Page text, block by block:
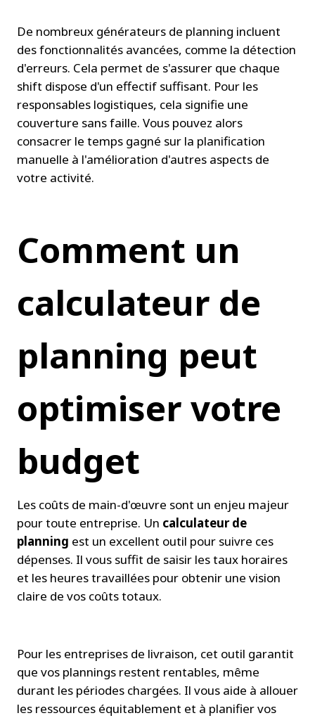
De nombreux générateurs de planning incluent
des fonctionnalités avancées, comme la détection
d'erreurs. Cela permet de s'assurer que chaque
shift dispose d'un effectif suffisant. Pour les
responsables logistiques, cela signifie une
couverture sans faille. Vous pouvez alors
consacrer le temps gagné sur la planification
manuelle à l'amélioration d'autres aspects de
votre activité.
Comment un
calculateur de
planning peut
optimiser votre
budget
Les coûts de main-d'œuvre sont un enjeu majeur
pour toute entreprise. Un calculateur de
planning est un excellent outil pour suivre ces
dépenses. Il vous suffit de saisir les taux horaires
et les heures travaillées pour obtenir une vision
claire de vos coûts totaux.
Pour les entreprises de livraison, cet outil garantit
que vos plannings restent rentables, même
durant les périodes chargées. Il vous aide à allouer
les ressources équitablement et à planifier vos